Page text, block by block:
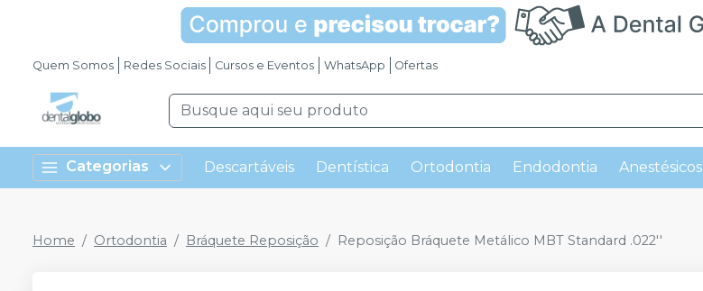
Quem Somos Redes Sociais Cursos e Eventos WhatsApp Ofertas
Categorias Descartáveis Dentística Ortodontia Endodontia Anestésicos
Home Ortodontia Bráquete Reposição Reposição Bráquete Metálico MBT Standard .022''